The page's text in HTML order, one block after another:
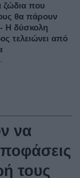
ζώδια που
θα πάρουν
Η δύσκολη
τελειώνει από
να
τους